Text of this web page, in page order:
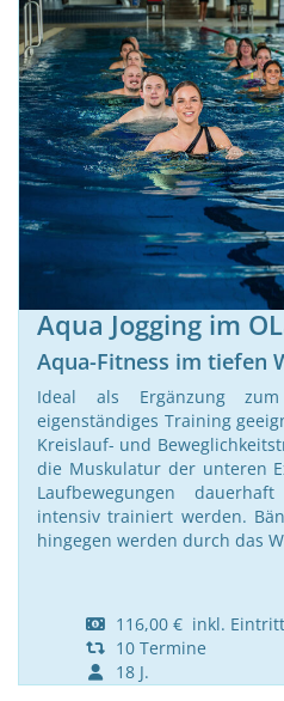
Aqua Jogging im
Aqua-Fitness im tiefen
Ideal als Ergänzung
eigenständiges Training
Kreislauf- und
die Muskulatur der unteren
Laufbewegungen
intensiv trainiert werden.
hingegen werden durch das
116,00 € inkl.
10 Termine
18 J.